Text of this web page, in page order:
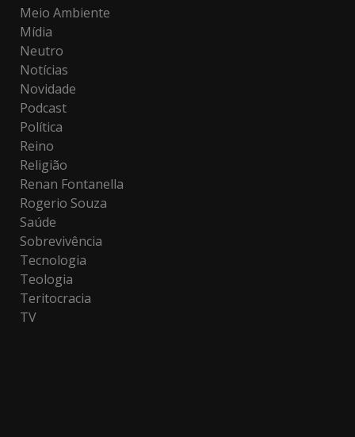
Meio Ambiente
Mídia
Neutro
Notícias
Novidade
Podcast
Política
Reino
Religião
Renan Fontanella
Rogerio Souza
Saúde
Sobrevivência
Tecnologia
Teologia
Teritocracia
TV